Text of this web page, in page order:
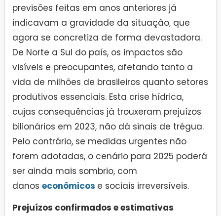
previsões feitas em anos anteriores já
indicavam a gravidade da situação, que
agora se concretiza de forma devastadora.
De Norte a Sul do país, os impactos são
visíveis e preocupantes, afetando tanto a
vida de milhões de brasileiros quanto setores
produtivos essenciais. Esta crise hídrica,
cujas consequências já trouxeram prejuízos
bilionários em 2023, não dá sinais de trégua.
Pelo contrário, se medidas urgentes não
forem adotadas, o cenário para 2025 poderá
ser ainda mais sombrio, com
danos econômicos e sociais irreversíveis.
Prejuízos confirmados e estimativas